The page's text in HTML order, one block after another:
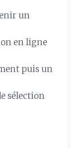
un
en ligne
puis un
sélection